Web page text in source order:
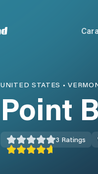
UNITED STATES •
Point
3 Ratings